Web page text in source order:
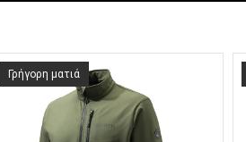
Γρήγορη ματιά